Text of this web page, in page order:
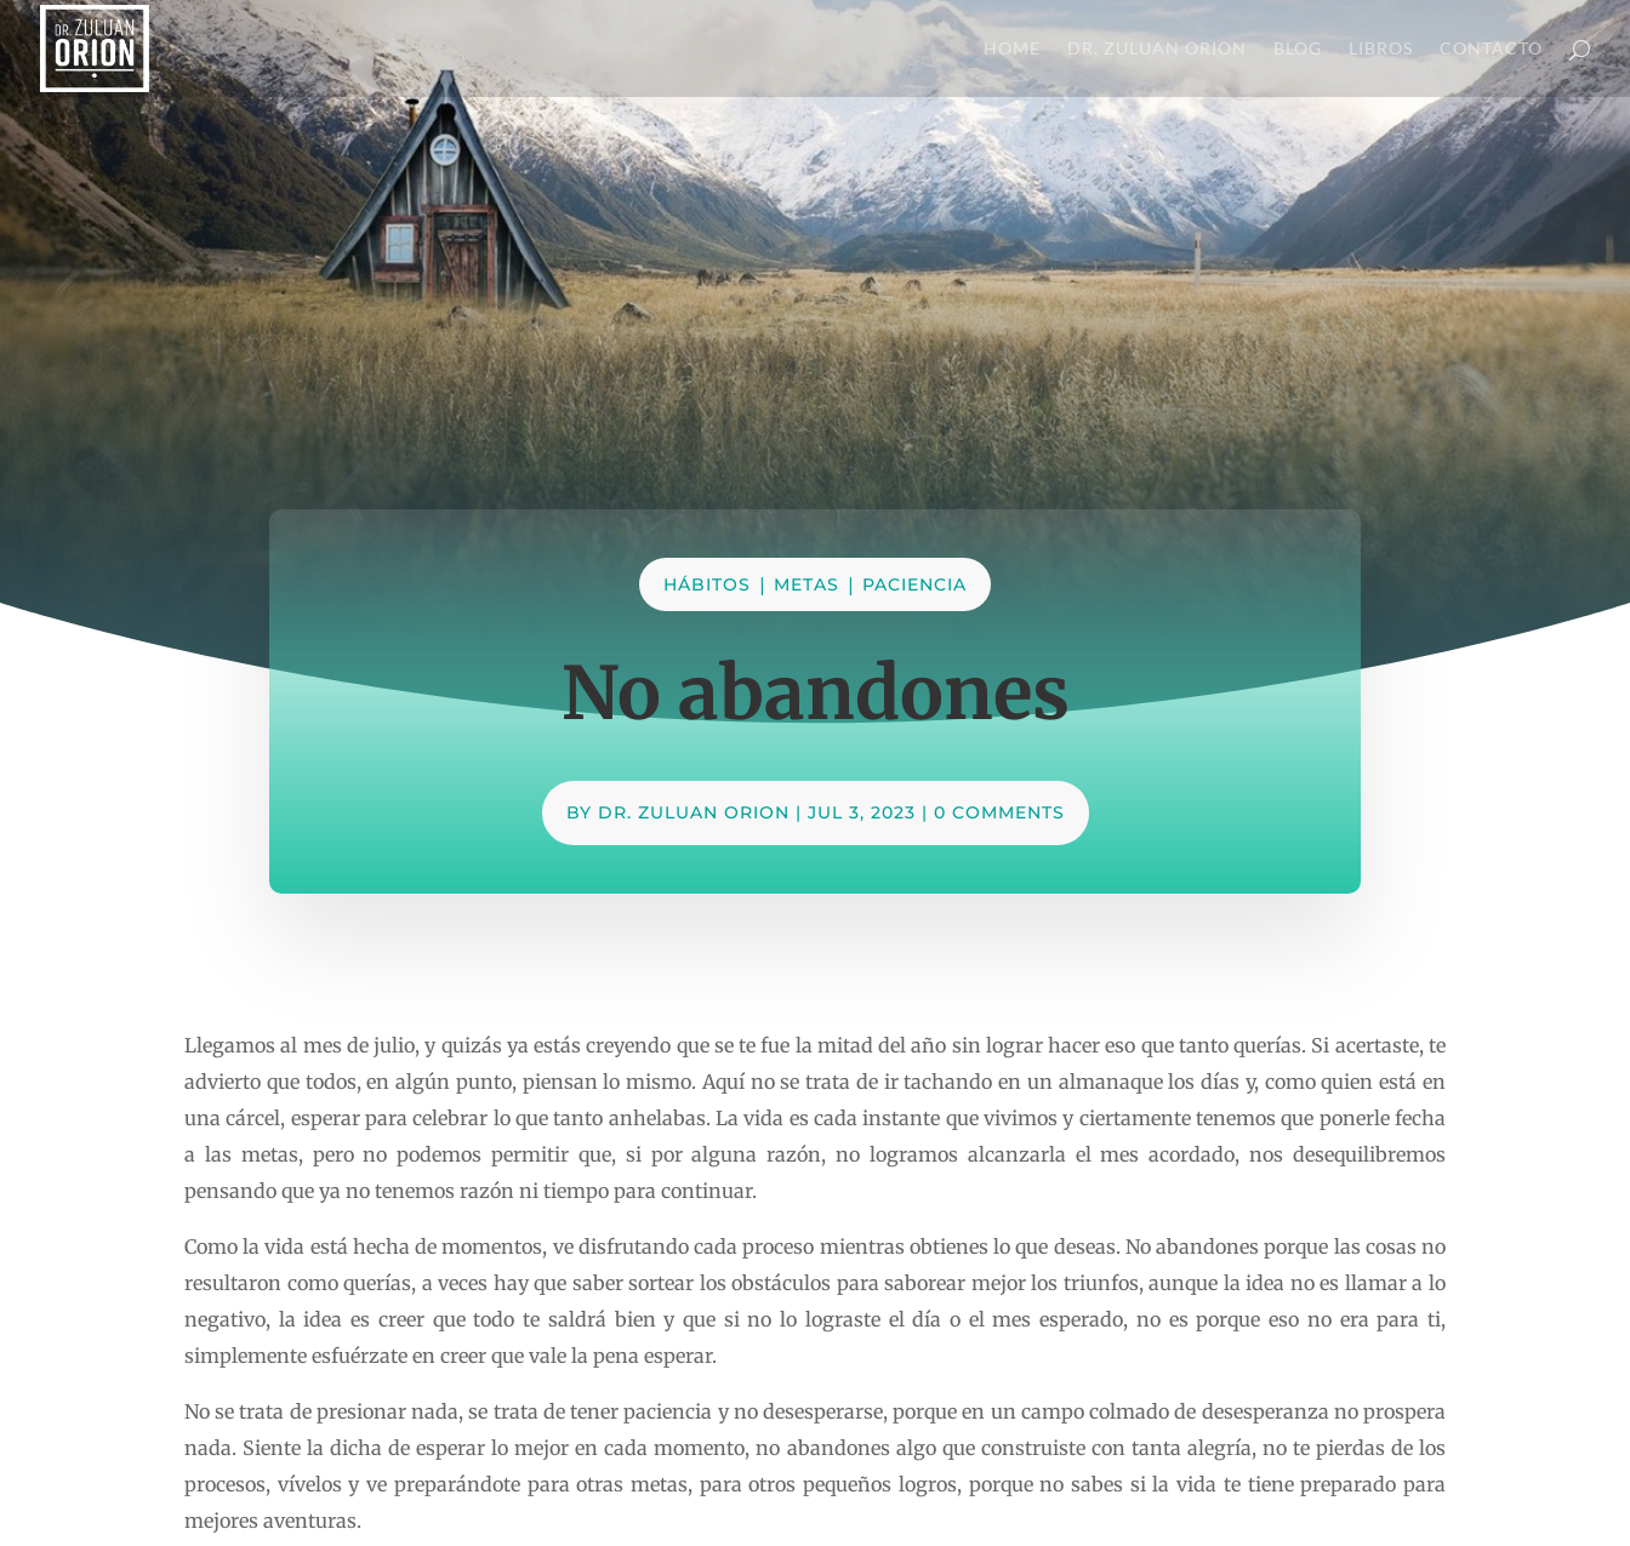
HOME DR. ZULUAN ORION BLOG LIBROS CONTACTO
HÁBITOS | METAS | PACIENCIA
No abandones
BY DR. ZULUAN ORION | JUL 3, 2023 | 0 COMMENTS
Llegamos al mes de julio, y quizás ya estás creyendo que se te fue la mitad del año sin lograr hacer eso que tanto querías. Si acertaste, te
advierto que todos, en algún punto, piensan lo mismo. Aquí no se trata de ir tachando en un almanaque los días y, como quien está en
una cárcel, esperar para celebrar lo que tanto anhelabas. La vida es cada instante que vivimos y ciertamente tenemos que ponerle fecha
a las metas, pero no podemos permitir que, si por alguna razón, no logramos alcanzarla el mes acordado, nos desequilibremos
pensando que ya no tenemos razón ni tiempo para continuar.
Como la vida está hecha de momentos, ve disfrutando cada proceso mientras obtienes lo que deseas. No abandones porque las cosas no
resultaron como querías, a veces hay que saber sortear los obstáculos para saborear mejor los triunfos, aunque la idea no es llamar a lo
negativo, la idea es creer que todo te saldrá bien y que si no lo lograste el día o el mes esperado, no es porque eso no era para ti,
simplemente esfuérzate en creer que vale la pena esperar.
No se trata de presionar nada, se trata de tener paciencia y no desesperarse, porque en un campo colmado de desesperanza no prospera
nada. Siente la dicha de esperar lo mejor en cada momento, no abandones algo que construiste con tanta alegría, no te pierdas de los
procesos, vívelos y ve preparándote para otras metas, para otros pequeños logros, porque no sabes si la vida te tiene preparado para
mejores aventuras.